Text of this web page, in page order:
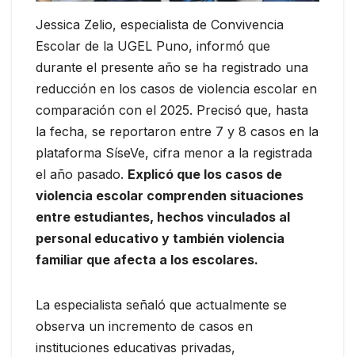
Jessica Zelio, especialista de Convivencia
Escolar de la UGEL Puno, informó que
durante el presente año se ha registrado una
reducción en los casos de violencia escolar en
comparación con el 2025. Precisó que, hasta
la fecha, se reportaron entre 7 y 8 casos en la
plataforma SíseVe, cifra menor a la registrada
el año pasado. Explicó que los casos de
violencia escolar comprenden situaciones
entre estudiantes, hechos vinculados al
personal educativo y también violencia
familiar que afecta a los escolares.
La especialista señaló que actualmente se
observa un incremento de casos en
instituciones educativas privadas,